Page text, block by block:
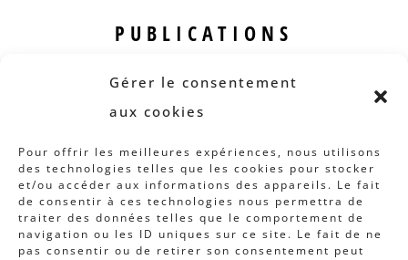
Gérer le consentement
aux cookies
Pour offrir les meilleures expériences, nous utilisons
des technologies telles que les cookies pour stocker
et/ou accéder aux informations des appareils. Le fait
de consentir à ces technologies nous permettra de
traiter des données telles que le comportement de
navigation ou les ID uniques sur ce site. Le fait de ne
pas consentir ou de retirer son consentement peut
PUBLICATIONS
Revue B.I.S.
Rapports et analyses
Articles
AUTRES INFOS
Actions
Concertation